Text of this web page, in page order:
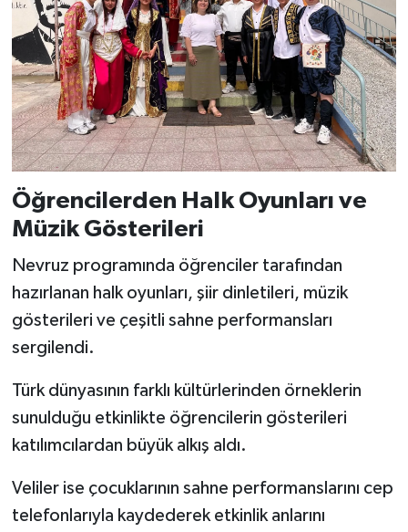
Öğrencilerden Halk Oyunları ve
Müzik Gösterileri
Nevruz programında öğrenciler tarafından
hazırlanan halk oyunları, şiir dinletileri, müzik
gösterileri ve çeşitli sahne performansları
sergilendi.
Türk dünyasının farklı kültürlerinden örneklerin
sunulduğu etkinlikte öğrencilerin gösterileri
katılımcılardan büyük alkış aldı.
Veliler ise çocuklarının sahne performanslarını cep
telefonlarıyla kaydederek etkinlik anlarını